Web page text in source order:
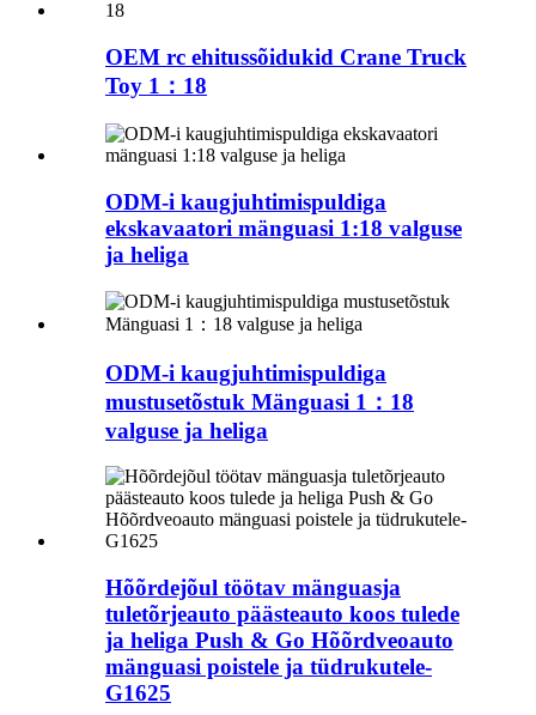
OEM rc ehitussõidukid Crane Truck
Toy 1：18
ODM-i kaugjuhtimispuldiga
ekskavaatori mänguasi 1:18 valguse
ja heliga
ODM-i kaugjuhtimispuldiga
mustusetõstuk Mänguasi 1：18
valguse ja heliga
Hõõrdejõul töötav mänguasja
tuletõrjeauto päästeauto koos tulede
ja heliga Push & Go Hõõrdveoauto
mänguasi poistele ja tüdrukutele-
G1625